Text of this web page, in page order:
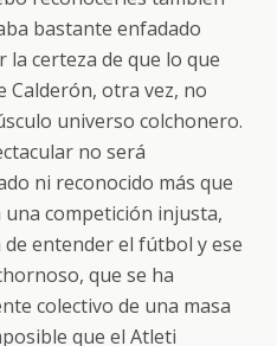
bastante enfadado
la certeza de que lo que
Calderón, otra vez, no
universo colchonero.
no será
ni reconocido más que
competición injusta,
entender el fútbol y ese
que se ha
colectivo de una masa
que el Atleti